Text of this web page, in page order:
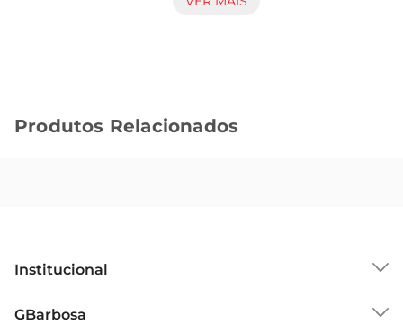
compromisso com a qualidade. Este chocolate é
Além de ser uma excelente opção para um lanche
pode ser utilizado em diversas receitas.
Produtos Relacionados
Institucional
GBarbosa